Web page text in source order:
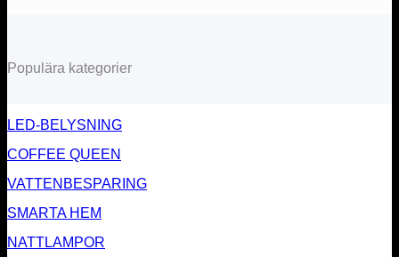
Populära kategorier
LED-BELYSNING
COFFEE QUEEN
VATTENBESPARING
SMARTA HEM
NATTLAMPOR